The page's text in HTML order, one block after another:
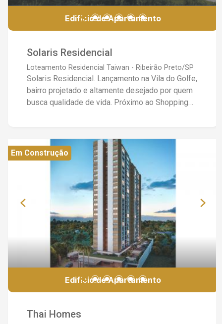
Edifício de Apartamento
Solaris Residencial
Loteamento Residencial Taiwan - Ribeirão Preto/SP
Solaris Residencial. Lançamento na Vila do Golfe,
bairro projetado e altamente desejado por quem
busca qualidade de vida. Próximo ao Shopping
possui torre única com 18 andares. Plantas de 85
e 108 metros quadrados, todas as unidades
possuem 2 vagas. Lazer completo.
Em Construção
Edifício de Apartamento
Thai Homes